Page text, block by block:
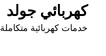
كهربائي جولد
خدمات كهربائية متكاملة
فني